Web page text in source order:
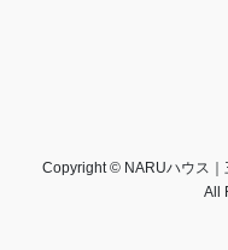
Copyright © NARUハウス｜
All